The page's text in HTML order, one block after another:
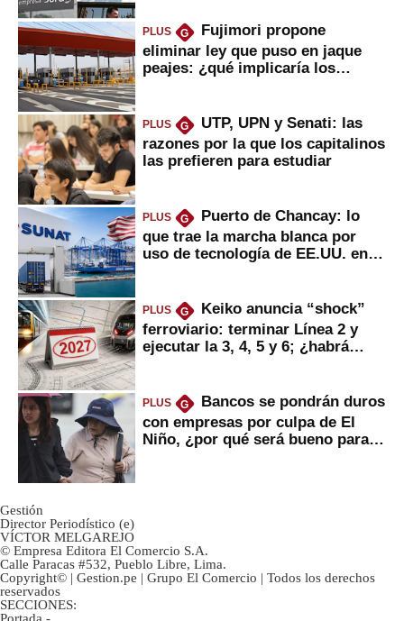
PLUS G
Fujimori propone
eliminar ley que puso en jaque
peajes: ¿qué implicaría los
PLUS G
UTP, UPN y Senati: las
razones por la que los capitalinos
las prefieren para estudiar
PLUS G
Puerto de Chancay: lo
que trae la marcha blanca por
uso de tecnología de EE.UU. en
PLUS G
Keiko anuncia “shock”
ferroviario: terminar Línea 2 y
ejecutar la 3, 4, 5 y 6; ¿habrá
PLUS G
Bancos se pondrán duros
con empresas por culpa de El
Niño, ¿por qué será bueno para
Gestión
Director Periodístico (e)
VÍCTOR MELGAREJO
© Empresa Editora El Comercio S.A.
Calle Paracas #532, Pueblo Libre, Lima.
Copyright© | Gestion.pe | Grupo El Comercio | Todos los derechos
reservados
SECCIONES:
Portada -